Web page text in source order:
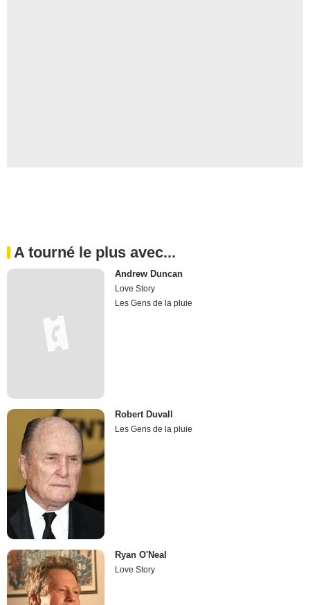
A tourné le plus avec...
Andrew Duncan
Love Story
Les Gens de la pluie
Robert Duvall
Les Gens de la pluie
Ryan O'Neal
Love Story